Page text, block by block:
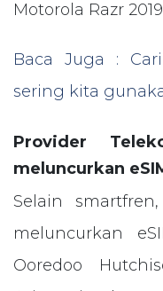
Motorola Razr
Baca Juga :
sering kita
Provider
meluncurkan
Selain
meluncurkan
Ooredoo